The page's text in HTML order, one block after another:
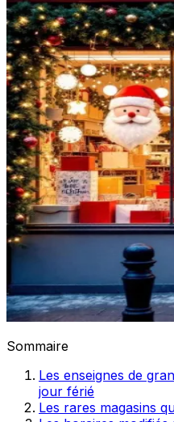
Sommaire
Les enseignes de
jour férié
Les rares magasins